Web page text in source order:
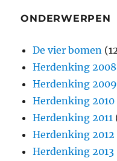
ONDERWERPEN
De vier bomen
Herdenking 2008
Herdenking 2009
Herdenking 2010
Herdenking 2011
Herdenking 2012
Herdenking 2013